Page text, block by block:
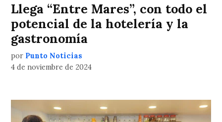
Llega “Entre Mares”, con todo el
potencial de la hotelería y la
gastronomía
por Punto Noticias
4 de noviembre de 2024